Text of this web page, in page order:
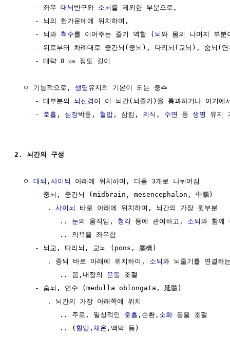
     - 좌우
대뇌 반구와 소뇌 를 제외한 부분으로,
     - 뇌의 한가운데에 위치하며,
     - 뇌와
척수를 이어주는 줄기 역할 ( 뇌와 몸의 나머지 부분
- 위로부터 차례대로 중간뇌(중뇌), 다리뇌(교뇌), 숨뇌(연
     - 대략 8 ㎝ 정도 길이
  ㅇ 기능적으로,
생명 유지의 기본이 되는 중추
     - 대부분의
뇌신경 이 이 뇌간(뇌줄기)을 통과하거나 여기에
     -
호흡 , 심장박동, 혈압 , 삼킴, 의식 , 수면 등 생명 유지
2. 뇌간의 구성
  ㅇ
대뇌 , 사이뇌
아래에 위치하며, 다음 3개로 나뉘어짐
     - 중뇌, 중간뇌 (midbrain, mesencephalon, 中腦)
        .
사이뇌
바로 아래에 위치하며, 뇌간의 가장 윗부분
           ..
눈의 움직임, 청각 등에 관여하고, 소뇌와 함께
           .. 의욕을 좌우함
     - 뇌교, 다리뇌, 교뇌 (pons, 腦橋)
        . 중뇌 바로 아래에 위치하여,
소뇌와 뇌줄기를 연결하
           .. 몸,내장의
운동 조절
     - 숨뇌, 연수 (medulla oblongata, 延髓)
        . 뇌간의 가장 아래쪽에 위치
           .. 주로, 일상적인
호흡 ,순환, 소화 등을 조절
           .. (
혈압 , 체온 ,맥박 등)